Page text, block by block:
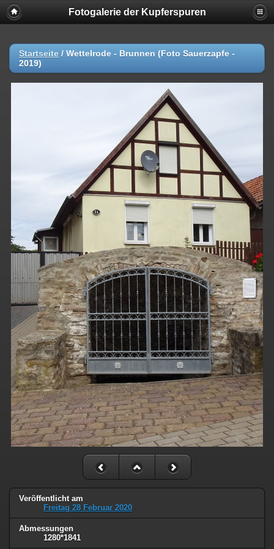
Fotogalerie der Kupferspuren
Startseite / Wettelrode - Brunnen (Foto Sauerzapfe -
2019)
Veröffentlicht am
Freitag 28 Februar 2020
Abmessungen
1280*1841